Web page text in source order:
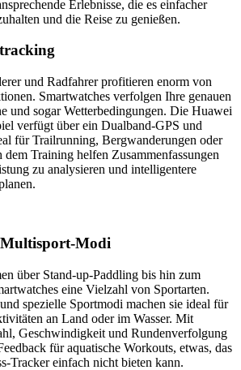
Erlebnisse, die es einfacher
und die Reise zu genießen.
und Radfahrer profitieren enorm von
Smartwatches verfolgen Ihre genauen
und sogar Wetterbedingungen. Die Huawei
verfügt über ein Dualband-GPS und
für Trailrunning, Bergwanderungen oder
dem Training helfen Zusammenfassungen
zu analysieren und intelligentere
Modi
über Stand-up-Paddling bis hin zum
eine Vielzahl von Sportarten.
spezielle Sportmodi machen sie ideal für
an Land oder im Wasser. Mit
Geschwindigkeit und Rundenverfolgung
für aquatische Workouts, etwas, das
Tracker einfach nicht bieten kann.